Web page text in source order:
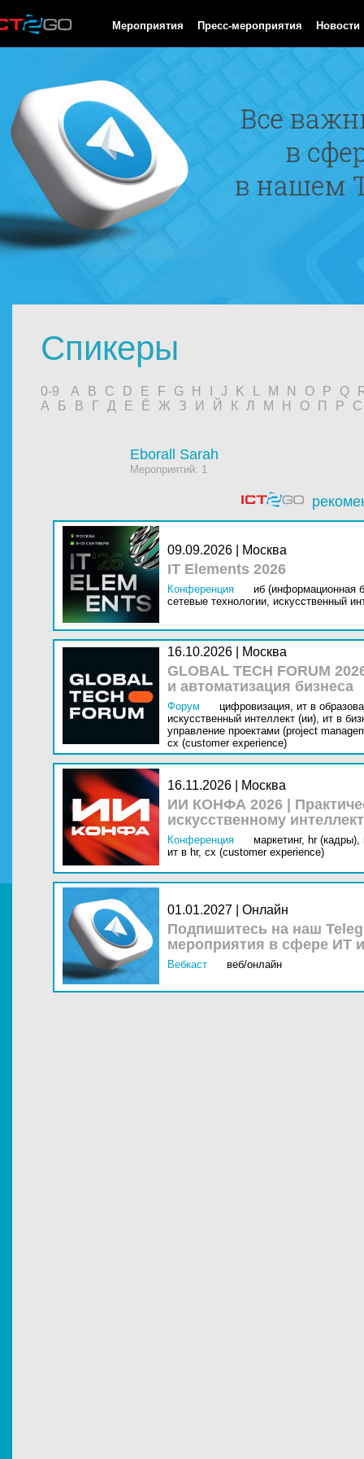
Мероприятия Пресс-мероприятия Новости
Спикеры
0-9 A B C D E F G H J K M N O P Q
А
Б В Г Д Е Ё Ж З И Й К Л М Н О П Р С
Eborall Sarah
Мероприятий: 1
09.09.2026 | Москва
IT Elements 2026
Конференция
иб (информационная
сетевые технологии, искусственный
16.10.2026 | Москва
GLOBAL TECH FORUM
и автоматизация бизнеса
Форум цифровизация, ит в
искусственный интеллект (ии), ит в
управление проектами (project
cx (customer experience)
16.11.2026 | Москва
ИИ КОНФА 2026 |
искусственному
Конференция маркетинг, hr (кадры),
ит в hr, cx (customer experience)
01.01.2027 | Онлайн
Подпишитесь на наш
мероприятия в сфере ИТ
Вебкаст веб/онлайн